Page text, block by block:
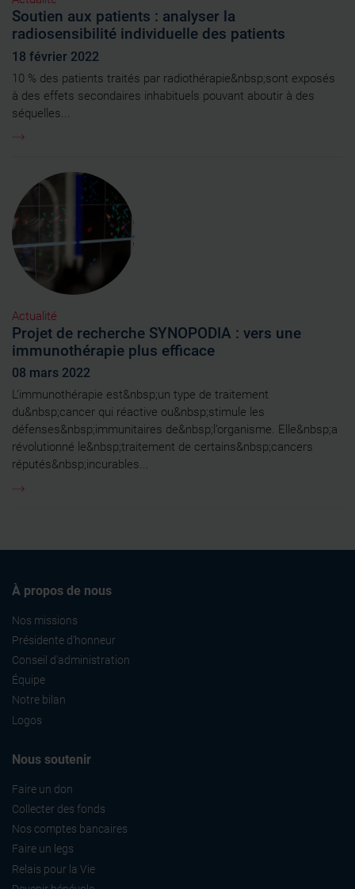
Soutien aux patients : analyser la
radiosensibilité individuelle des patients
18 février 2022
10 % des patients traités par radiothérapie&nbsp;sont exposés
à des effets secondaires inhabituels pouvant aboutir à des
séquelles...
Actualité
Projet de recherche SYNOPODIA : vers une
immunothérapie plus efficace
08 mars 2022
L’immunothérapie est&nbsp;un type de traitement
du&nbsp;cancer qui réactive ou&nbsp;stimule les
défenses&nbsp;immunitaires de&nbsp;l’organisme. Elle&nbsp;a
révolutionné le&nbsp;traitement de certains&nbsp;cancers
réputés&nbsp;incurables...
À propos de nous
Nos missions
Présidente d'honneur
Conseil d'administration
Équipe
Notre bilan
Logos
Nous soutenir
Faire un don
Collecter des fonds
Nos comptes bancaires
Faire un legs
Relais pour la Vie